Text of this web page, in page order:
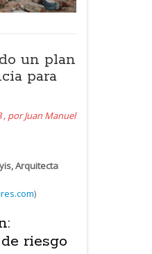
un plan
para
, porJuan Manuel
Arquitecta
)
riesgo